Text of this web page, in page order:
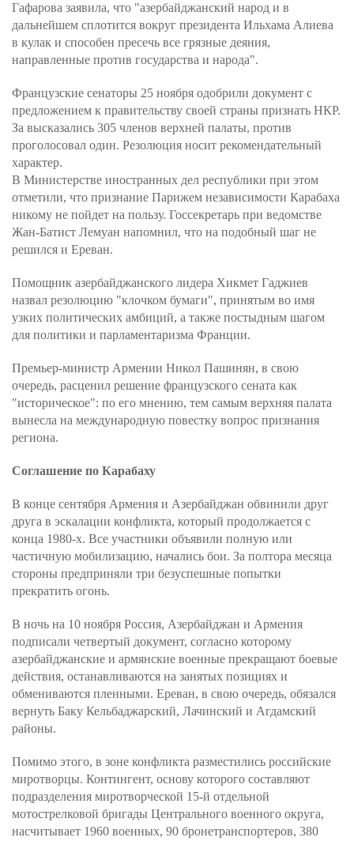
Гафарова заявила, что "азербайджанский народ и в
дальнейшем сплотится вокруг президента Ильхама Алиева
в кулак и способен пресечь все грязные деяния,
направленные против государства и народа".
Французские сенаторы 25 ноября одобрили документ с
предложением к правительству своей страны признать НКР.
За высказались 305 членов верхней палаты, против
проголосовал один. Резолюция носит рекомендательный
характер.
В Министерстве иностранных дел республики при этом
отметили, что признание Парижем независимости Карабаха
никому не пойдет на пользу. Госсекретарь при ведомстве
Жан-Батист Лемуан напомнил, что на подобный шаг не
решился и Ереван.
Помощник азербайджанского лидера Хикмет Гаджиев
назвал резолюцию "клочком бумаги", принятым во имя
узких политических амбиций, а также постыдным шагом
для политики и парламентаризма Франции.
Премьер-министр Армении Никол Пашинян, в свою
очередь, расценил решение французского сената как
"историческое": по его мнению, тем самым верхняя палата
вынесла на международную повестку вопрос признания
региона.
Соглашение по Карабаху
В конце сентября Армения и Азербайджан обвинили друг
друга в эскалации конфликта, который продолжается с
конца 1980-х. Все участники объявили полную или
частичную мобилизацию, начались бои. За полтора месяца
стороны предприняли три безуспешные попытки
прекратить огонь.
В ночь на 10 ноября Россия, Азербайджан и Армения
подписали четвертый документ, cогласно которому
азербайджанские и армянские военные прекращают боевые
действия, останавливаются на занятых позициях и
обмениваются пленными. Ереван, в свою очередь, обязался
вернуть Баку Кельбаджарский, Лачинский и Агдамский
районы.
Помимо этого, в зоне конфликта разместились российские
миротворцы. Контингент, основу которого составляют
подразделения миротворческой 15-й отдельной
мотострелковой бригады Центрального военного округа,
насчитывает 1960 военных, 90 бронетранспортеров, 380